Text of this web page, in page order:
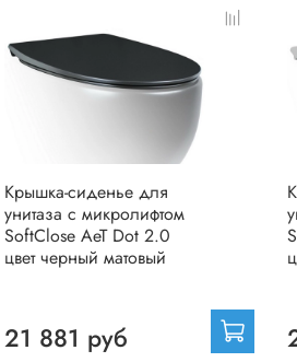
Крышка-сиденье для
унитаза c микролифтом
SoftClose AeT Dot 2.0
цвет черный матовый
21 881 руб